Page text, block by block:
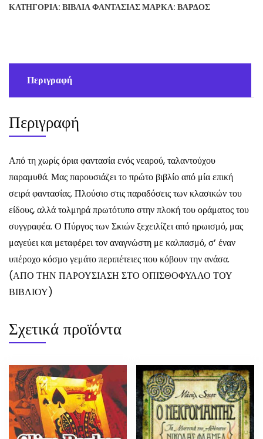
-
ΚΑΤΗΓΟΡΊΑ: ΒΙΒΛΊΑ ΦΑΝΤΑΣΊΑΣΜΆΡΚΑ: ΒΆΡΔΟΣ
Περιγραφή
Περιγραφή
Από τη χωρίς όρια φαντασία ενός νεαρού, ταλαντούχου
παραμυθά. Μας παρουσιάζει το πρώτο βιβλίο από μία επική
σειρά φαντασίας. Πλούσιο στις παραδόσεις των κλασικών του
είδους, αλλά τολμηρά πρωτότυπο στην πλοκή του οράματος του
συγγραφέα. Ο Πύργος των Σκιών ξεχειλίζει από ηρωισμό, μας
μαγεύει και μεταφέρει τον αναγνώστη με καλπασμό, σ’ έναν
υπέροχο κόσμο γεμάτο περιπέτειες που κόβουν την ανάσα.
(ΑΠΟ ΤΗΝ ΠΑΡΟΥΣΙΑΣΗ ΣΤΟ ΟΠΙΣΘΟΦΥΛΛΟ ΤΟΥ
ΒΙΒΛΙΟΥ)
Σχετικά προϊόντα